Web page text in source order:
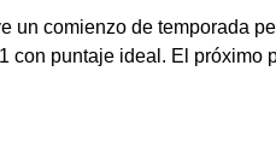
un comienzo de temporada
con puntaje ideal. El próximo